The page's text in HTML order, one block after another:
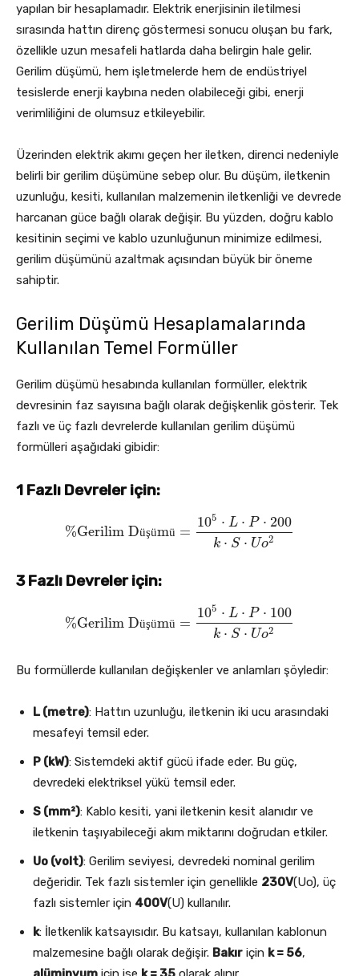
yapılan bir hesaplamadır. Elektrik enerjisinin iletilmesi
sırasında hattın direnç göstermesi sonucu oluşan bu fark,
özellikle uzun mesafeli hatlarda daha belirgin hale gelir.
Gerilim düşümü, hem işletmelerde hem de endüstriyel
tesislerde enerji kaybına neden olabileceği gibi, enerji
verimliliğini de olumsuz etkileyebilir.
Üzerinden elektrik akımı geçen her iletken, direnci nedeniyle
belirli bir gerilim düşümüne sebep olur. Bu düşüm, iletkenin
uzunluğu, kesiti, kullanılan malzemenin iletkenliği ve devrede
harcanan güce bağlı olarak değişir. Bu yüzden, doğru kablo
kesitinin seçimi ve kablo uzunluğunun minimize edilmesi,
gerilim düşümünü azaltmak açısından büyük bir öneme
sahiptir.
Gerilim Düşümü Hesaplamalarında
Kullanılan Temel Formüller
Gerilim düşümü hesabında kullanılan formüller, elektrik
devresinin faz sayısına bağlı olarak değişkenlik gösterir. Tek
fazlı ve üç fazlı devrelerde kullanılan gerilim düşümü
formülleri aşağıdaki gibidir:
1 Fazlı Devreler için:
%Gerilim Düşümü =
105 ⋅ L ⋅ P ⋅ 200
k ⋅ S ⋅ Uo2
%Gerilim Düşümü=105 L⋅P⋅200k⋅S⋅Uo2
3 Fazlı Devreler için:
%Gerilim Düşümü =
105 ⋅ L ⋅ P ⋅ 100
k ⋅ S ⋅ Uo2
%Gerilim Düşümü=105 ⋅L⋅P⋅100k⋅S⋅Uo2
Bu formüllerde kullanılan değişkenler ve anlamları şöyledir:
L (metre): Hattın uzunluğu, iletkenin iki ucu arasındaki
mesafeyi temsil eder.
P (kW): Sistemdeki aktif gücü ifade eder. Bu güç,
devredeki elektriksel yükü temsil eder.
S (mm²): Kablo kesiti, yani iletkenin kesit alanıdır ve
iletkenin taşıyabileceği akım miktarını doğrudan etkiler.
Uo (volt): Gerilim seviyesi, devredeki nominal gerilim
değeridir. Tek fazlı sistemler için genellikle 230V(Uo), üç
fazlı sistemler için 400V(U) kullanılır.
k: İletkenlik katsayısıdır. Bu katsayı, kullanılan kablonun
malzemesine bağlı olarak değişir. Bakır için k = 56,